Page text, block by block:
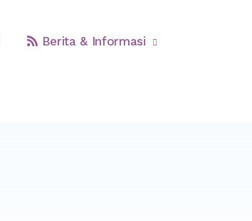
Berita & Informasi